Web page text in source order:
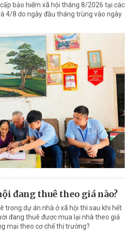
bảo hiểm xã hội tháng 8/2026 tại các
4/8 do ngày đầu tháng trùng vào ngày
đang thuê theo giá nào?
trong dự án nhà ở xã hội thì sau khi hết
đang thuê được mua lại nhà theo giá
mại theo cơ chế thị trường?